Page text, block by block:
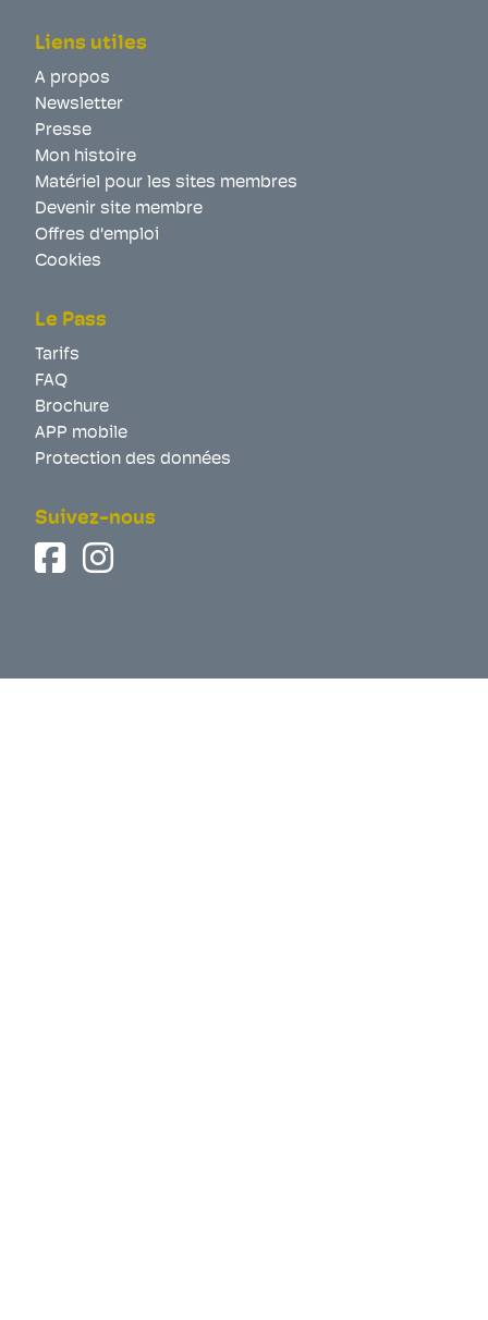
Liens utiles
A propos
Newsletter
Presse
Mon histoire
Matériel pour les sites membres
Devenir site membre
Offres d'emploi
Cookies
Le Pass
Tarifs
FAQ
Brochure
APP mobile
Protection des données
Suivez-nous